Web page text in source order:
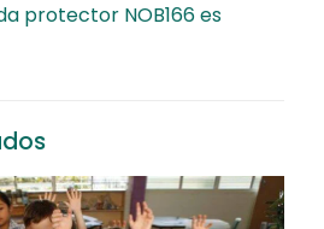
protector NOB166 es